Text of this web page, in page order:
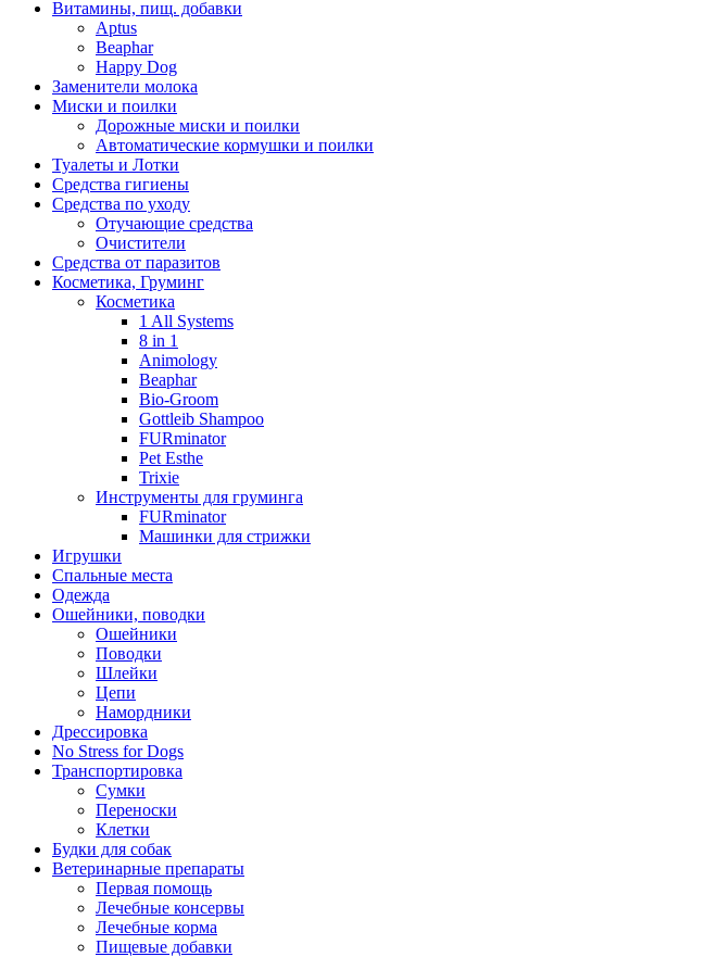
Витамины, пищ. добавки
Aptus
Beaphar
Happy Dog
Заменители молока
Миски и поилки
Дорожные миски и поилки
Автоматические кормушки и поилки
Туалеты и Лотки
Средства гигиены
Средства по уходу
Отучающие средства
Очистители
Средства от паразитов
Косметика, Груминг
Косметика
1 All Systems
8 in 1
Animology
Beaphar
Bio-Groom
Gottleib Shampoo
FURminator
Pet Esthe
Trixie
Инструменты для груминга
FURminator
Машинки для стрижки
Игрушки
Спальные места
Одежда
Ошейники, поводки
Ошейники
Поводки
Шлейки
Цепи
Намордники
Дрессировка
No Stress for Dogs
Транспортировка
Сумки
Переноски
Клетки
Будки для собак
Ветеринарные препараты
Первая помощь
Лечебные консервы
Лечебные корма
Пищевые добавки